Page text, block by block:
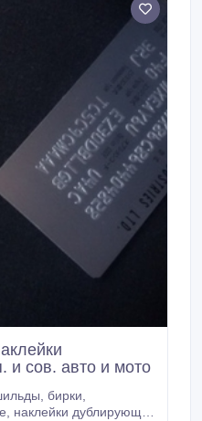
сов. авто и мото